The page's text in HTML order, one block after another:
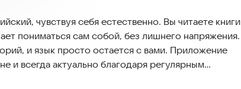
чувствуя себя естественно. Вы читаете книги
пониматься сам собой, без лишнего напряжения.
и язык просто остается с вами. Приложение
и всегда актуально благодаря регулярным